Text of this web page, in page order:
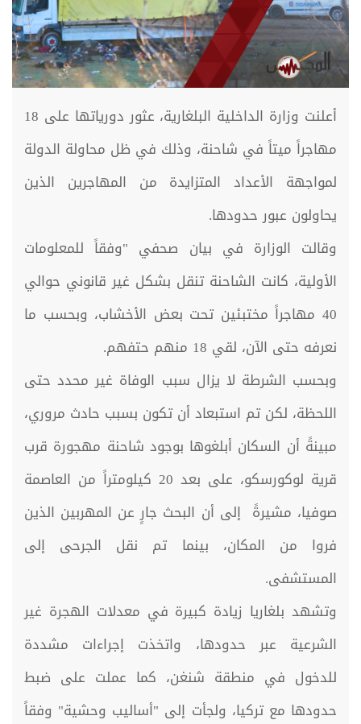
أعلنت وزارة الداخلية البلغارية، عثور دورياتها على 18
مهاجراً ميتاً في شاحنة، وذلك في ظل محاولة الدولة
لمواجهة الأعداد المتزايدة من المهاجرين الذين
يحاولون عبور حدودها.
وقالت الوزارة في بيان صحفي "وفقاً للمعلومات
الأولية، كانت الشاحنة تنقل بشكل غير قانوني حوالي
40 مهاجراً مختبئين تحت بعض الأخشاب، وبحسب ما
نعرفه حتى الآن، لقي 18 منهم حتفهم.
وبحسب الشرطة لا يزال سبب الوفاة غير محدد حتى
اللحظة، لكن تم استبعاد أن تكون بسبب حادث مروري،
مبينةً أن السكان أبلغوها بوجود شاحنة مهجورة قرب
قرية لوكورسكو، على بعد 20 كيلومتراً من العاصمة
صوفيا، مشيرةً إلى أن البحث جارٍ عن المهربين الذين
فروا من المكان، بينما تم نقل الجرحى إلى
المستشفى.
وتشهد بلغاريا زيادة كبيرة في معدلات الهجرة غير
الشرعية عبر حدودها، واتخذت إجراءات مشددة
للدخول في منطقة شنغن، كما عملت على ضبط
حدودها مع تركيا، ولجأت إلى "أساليب وحشية" وفقاً